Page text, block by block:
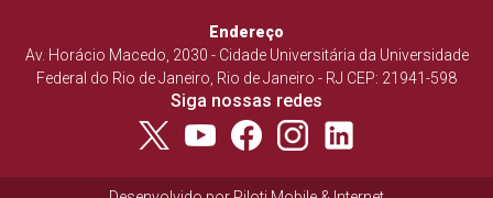
Endereço
Av. Horácio Macedo, 2030 - Cidade Universitária da Universidade
Federal do Rio de Janeiro, Rio de Janeiro - RJ CEP: 21941-598
Siga nossas redes